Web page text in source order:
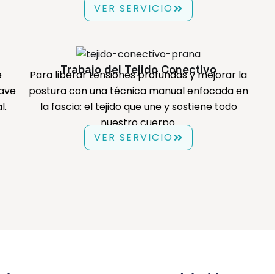
VER SERVICIO
Trabajo del Tejido Conectivo
Para liberar tensiones profundas y mejorar la
postura con una técnica manual enfocada en
la fascia: el tejido que une y sostiene todo
nuestro cuerpo.
VER SERVICIO